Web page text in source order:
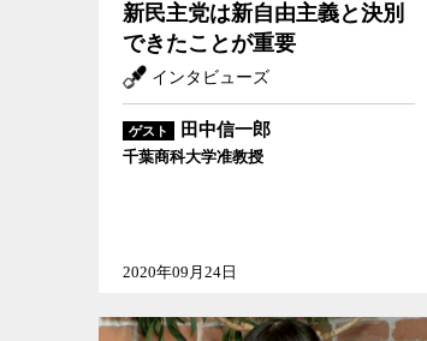
新民主党は新自由主義と決別
できたことが重要
インタビューズ
ゲスト 田中信一郎
千葉商科大学准教授
2020年09月24日